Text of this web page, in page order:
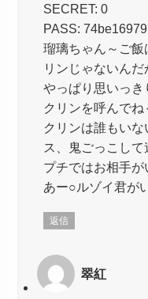
SECRET: 0
PASS:
瑠璃ちゃん～ご飯
リンじゃないんだ
やっぱり思いっき
クリンを呼んでね
クリンは誰もい
ス、鬼ごっこして
プチではお相手が
あー○ルゾイ君が
返信
翠紅